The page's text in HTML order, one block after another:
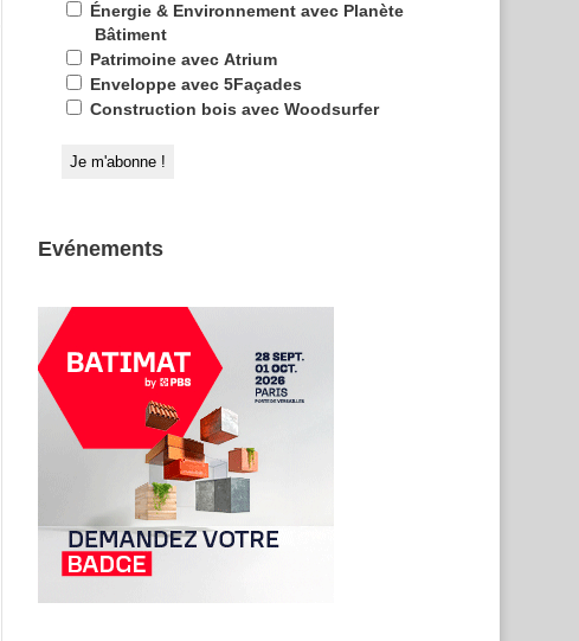
Énergie & Environnement avec Planète
Bâtiment
Patrimoine avec Atrium
Enveloppe avec 5Façades
Construction bois avec Woodsurfer
Evénements